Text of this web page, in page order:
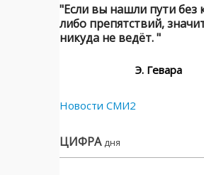
"Если вы нашли пути без
либо препятствий,
никуда не ведёт. "
Э. Гевара
Новости СМИ2
ЦИФРА дня